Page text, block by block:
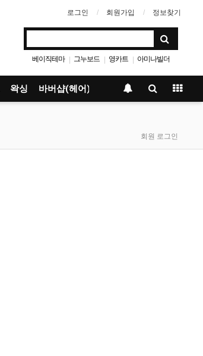
로그인 회원가입 정보찾기
베이직테마 | 그누보드 | 영카트 | 아미나빌더
왁싱 바버샵(헤어)
회원 로그인